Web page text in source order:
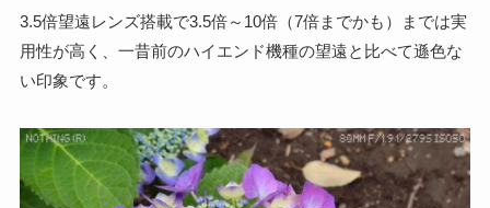
3.5倍望遠レンズ搭載で3.5倍～10倍（7倍までかも）までは実
用性が高く、一昔前のハイエンド機種の望遠と比べて遜色な
い印象です。